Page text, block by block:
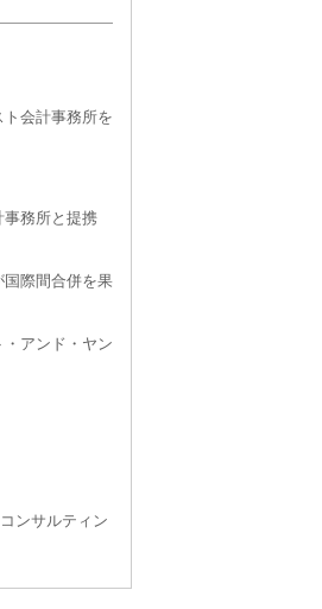
会計事務所を
事務所と提携
際間合併を果
アンド・ヤン
ンサルティン